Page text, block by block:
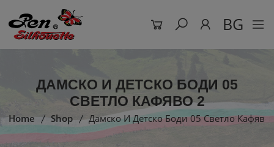
BG
ДАМСКО И ДЕТСКО БОДИ 05
СВЕТЛО КАФЯВО 2
Home Shop Дамско И Детско Боди 05 Светло Кафяво